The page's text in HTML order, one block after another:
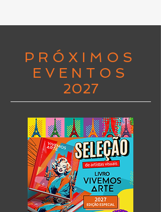
P R Ó X I M O S
E V E N T O S
2027